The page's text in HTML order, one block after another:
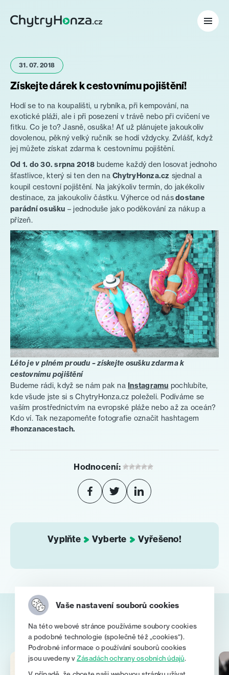
Pojištění
Hypotéka
Investice
Penze
Blog
O nás
Pro poradce
31. 07. 2018
Získejte dárek k cestovnímu pojištění!
Hodí se to na koupališti, u rybníka, při kempování, na
exotické pláži, ale i při posezení v trávě nebo při cvičení ve
fitku. Co je to? Jasně, osuška! Ať už plánujete jakoukoliv
dovolenou, pěkný velký ručník se hodí vždycky. Zvlášť, když
jej můžete získat zdarma k cestovnímu pojištění.
Od 1. do 30. srpna 2018budeme každý den losovat jednoho
šťastlivce, který si ten den na ChytryHonza.cz sjednal a
koupil cestovní pojištění. Na jakýkoliv termín, do jakékoliv
destinace, za jakoukoliv částku. Výherce od násdostane
parádní osušku – jednoduše jako poděkování za nákup a
přízeň.
Léto je v plném proudu – získejte osušku zdarma k
cestovnímu pojištění
Budeme rádi, když se nám pak na Instagramu pochlubíte,
kde všude jste si s ChytryHonza.cz poleželi. Podíváme se
vaším prostřednictvím na evropské pláže nebo až za oceán?
Kdo ví. Tak nezapomeňte fotografie označit hashtagem
#honzanacestach.
Hodnocení:
Vyplňte Vyberte Vyřešeno!
Z našeho blogu
Vaše nastavení souborů cookies
Na této webové stránce používáme soubory cookies
a podobné technologie (společně též „cookies“).
Podrobné informace o používání souborů cookies
jsou uvedeny vZásadách ochrany osobních údajů.